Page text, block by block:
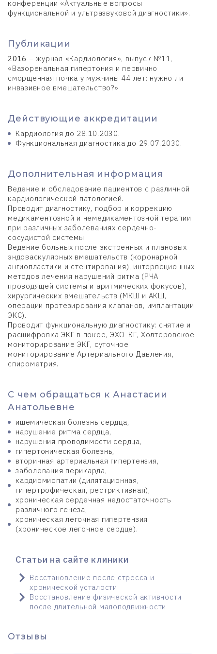
конференции «Актуальные вопросы
функциональной и ультразвуковой диагностики».
Публикации
2016 – журнал «Кардиология», выпуск №11,
«Вазоренальная гипертония и первично
сморщенная почка у мужчины 44 лет: нужно ли
инвазивное вмешательство?»
Действующие аккредитации
Кардиология до 28.10.2030.
Функциональная диагностика до 29.07.2030.
Дополнительная информация
Ведение и обследование пациентов с различной
кардиологической патологией.
Проводит диагностику, подбор и коррекцию
медикаментозной и немедикаментозной терапии
при различных заболеваниях сердечно-
сосудистой системы.
Ведение больных после экстренных и плановых
эндоваскулярных вмешательств (коронарной
ангиопластики и стентирования), интервеционных
методов лечения нарушений ритма (РЧА
проводящей системы и аритмических фокусов),
хирургических вмешательств (МКШ и АКШ,
операции протезирования клапанов, имплантации
ЭКС).
Проводит функциональную диагностику: снятие и
расшифровка ЭКГ в покое, ЭХО-КГ, Холтеровское
мониторирование ЭКГ, суточное
мониторирование Артериального Давления,
спирометрия.
С чем обращаться к Анастасии
Анатольевне
ишемическая болезнь сердца,
нарушение ритма сердца,
нарушения проводимости сердца,
гипертоническая болезнь,
вторичная артериальная гипертензия,
заболевания перикарда,
кардиомиопатии (дилятационная,
гипертрофическая, рестриктивная),
хроническая сердечная недостаточность
различного генеза,
хроническая легочная гипертензия
(хроническое легочное сердце).
Статьи на сайте клиники
Восстановление после стресса и
хронической усталости
Восстановление физической активности
после длительной малоподвижности
Отзывы